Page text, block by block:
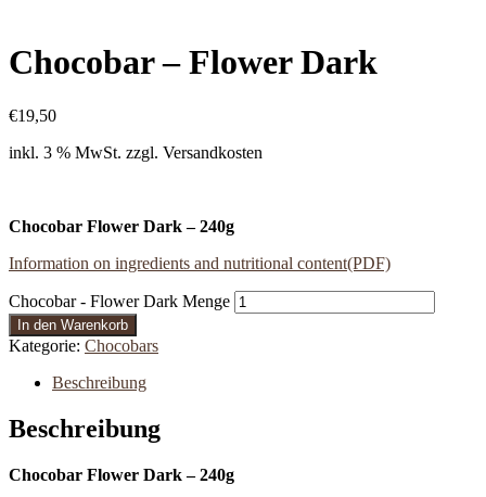
Chocobar – Flower Dark
€19,50
inkl. 3 % MwSt. zzgl. Versandkosten
Chocobar Flower Dark – 240g
Information on ingredients and nutritional content(PDF)
Chocobar - Flower Dark Menge
In den Warenkorb
Kategorie: Chocobars
Beschreibung
Beschreibung
Chocobar Flower Dark – 240g